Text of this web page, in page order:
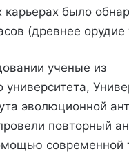
было
(древнее орудие
ученые из
эволюционной
повторный
современной